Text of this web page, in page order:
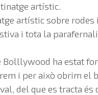
artístic.
artístic sobre
i tota la
ha estat
i per això obrim el
del que es tracta és